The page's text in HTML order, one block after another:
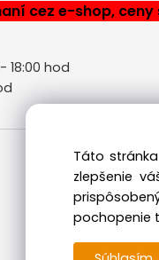
cez e-shop, ceny
18:00 hod
Táto
zlepšenie
pochopenie